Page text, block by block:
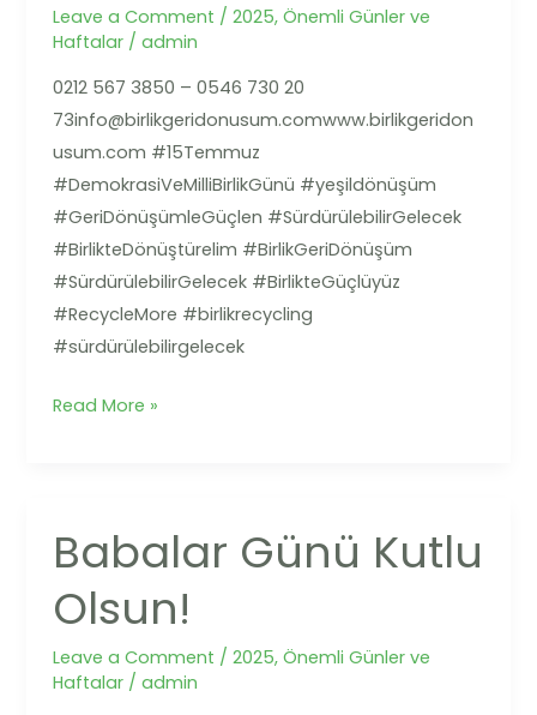
Leave a Comment /2025,Önemli Günler ve
Haftalar /admin
0212 567 3850 – 0546 730 20
73info@birlikgeridonusum.comwww.birlikgeridon
usum.com #15Temmuz
#DemokrasiVeMilliBirlikGünü #yeşildönüşüm
#GeriDönüşümleGüçlen #SürdürülebilirGelecek
#BirlikteDönüştürelim #BirlikGeriDönüşüm
#SürdürülebilirGelecek #BirlikteGüçlüyüz
#RecycleMore #birlikrecycling
#sürdürülebilirgelecek
Günü!
Read More »
Babalar Günü Kutlu
Olsun!
Leave a Comment /2025,Önemli Günler ve
Haftalar /admin
Babalar
Günü
Kutlu